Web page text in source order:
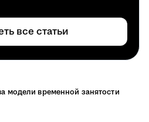
все статьи
модели временной занятости